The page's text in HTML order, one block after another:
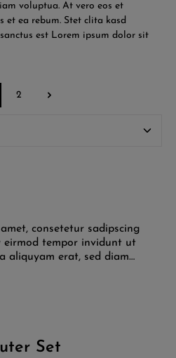
voluptua. At vero eos et
et ea rebum. Stet clita kasd
est Lorem ipsum dolor sit
2
consetetur sadipscing
eirmod tempor invidunt ut
aliquyam erat, sed diam
accusam et justo duo
clita kasd gubergren, no
magna aliquyam erat,
eos et accusam et justo
Set